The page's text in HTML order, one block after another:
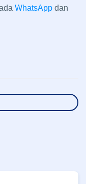
WhatsApp dan